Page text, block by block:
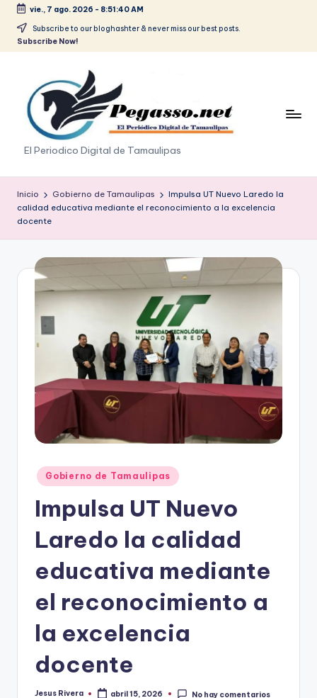
Saltar
vie., 7 ago. 2026 - 8:51:40 AM
Subscribe to our bloghashter & never miss our best posts.
Subscribe Now!
p
e
g
a
s
o
p
El Periodico Digital de Tamaulipas
Inicio Gobierno de Tamaulipas
Impulsa UT Nuevo Laredo la
calidad educativa mediante el reconocimiento a la excelencia
docente
Publicado
en
Gobierno de Tamaulipas
Impulsa UT Nuevo
Laredo la calidad
educativa mediante
el reconocimiento a
la excelencia
docente
Jesus Rivera abril 15, 2026 No hay comentarios